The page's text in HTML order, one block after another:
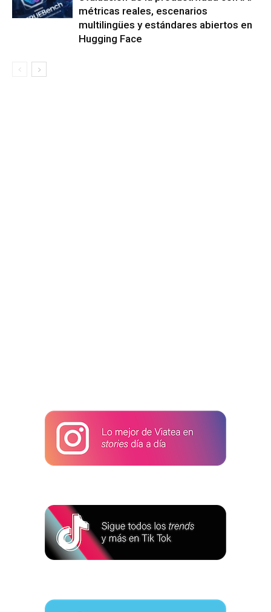
métricas reales, escenarios
multilingües y estándares abiertos en
Hugging Face